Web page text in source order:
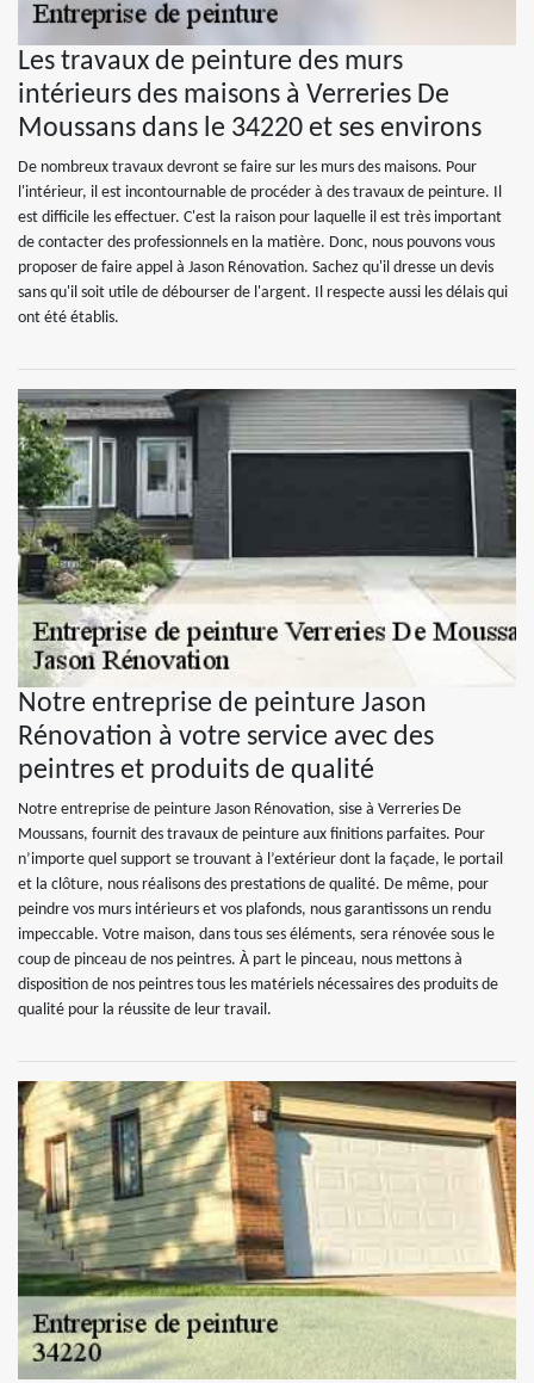
Les travaux de peinture des murs
intérieurs des maisons à Verreries De
Moussans dans le 34220 et ses environs
De nombreux travaux devront se faire sur les murs des maisons. Pour
l'intérieur, il est incontournable de procéder à des travaux de peinture. Il
est difficile les effectuer. C'est la raison pour laquelle il est très important
de contacter des professionnels en la matière. Donc, nous pouvons vous
proposer de faire appel à Jason Rénovation. Sachez qu'il dresse un devis
sans qu'il soit utile de débourser de l'argent. Il respecte aussi les délais qui
ont été établis.
Notre entreprise de peinture Jason
Rénovation à votre service avec des
peintres et produits de qualité
Notre entreprise de peinture Jason Rénovation, sise à Verreries De
Moussans, fournit des travaux de peinture aux finitions parfaites. Pour
n’importe quel support se trouvant à l’extérieur dont la façade, le portail
et la clôture, nous réalisons des prestations de qualité. De même, pour
peindre vos murs intérieurs et vos plafonds, nous garantissons un rendu
impeccable. Votre maison, dans tous ses éléments, sera rénovée sous le
coup de pinceau de nos peintres. À part le pinceau, nous mettons à
disposition de nos peintres tous les matériels nécessaires des produits de
qualité pour la réussite de leur travail.